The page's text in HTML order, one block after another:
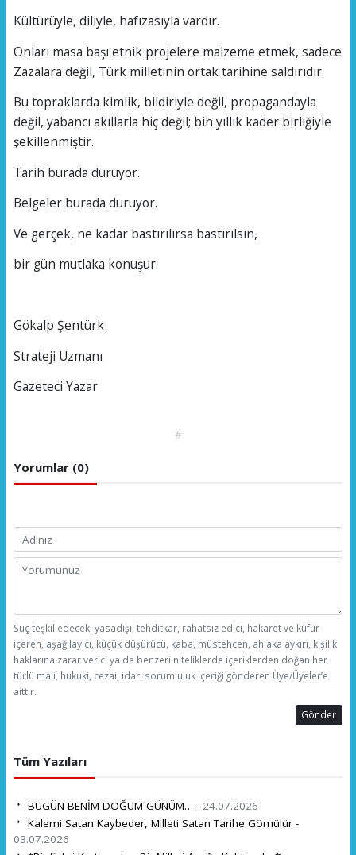
Kültürüyle, diliyle, hafızasıyla vardır.
Onları masa başı etnik projelere malzeme etmek, sadece
Zazalara değil, Türk milletinin ortak tarihine saldırıdır.
Bu topraklarda kimlik, bildiriyle değil, propagandayla
değil, yabancı akıllarla hiç değil; bin yıllık kader birliğiyle
şekillenmiştir.
Tarih burada duruyor.
Belgeler burada duruyor.
Ve gerçek, ne kadar bastırılırsa bastırılsın,
bir gün mutlaka konuşur.
Gökalp Şentürk
Strateji Uzmanı
Gazeteci Yazar
#
Yorumlar (0)
Suç teşkil edecek, yasadışı, tehditkar, rahatsız edici, hakaret ve küfür
içeren, aşağılayıcı, küçük düşürücü, kaba, müstehcen, ahlaka aykırı, kişilik
haklarına zarar verici ya da benzeri niteliklerde içeriklerden doğan her
türlü mali, hukuki, cezai, idari sorumluluk içeriği gönderen Üye/Üyeler’e
aittir.
Gönder
Tüm Yazıları
BUGÜN BENİM DOĞUM GÜNÜM… - 24.07.2026
Kalemi Satan Kaybeder, Milleti Satan Tarihe Gömülür -
03.07.2026